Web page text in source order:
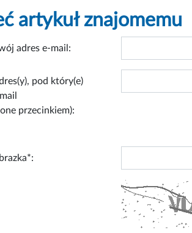
artykuł znajomemu
adres e-mail:
pod który(e)
przecinkiem):